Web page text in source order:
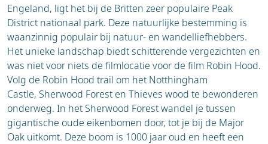
Engeland, ligt het bij de Britten zeer populaire Peak
District nationaal park. Deze natuurlijke bestemming is
waanzinnig populair bij natuur- en wandelliefhebbers.
Het unieke landschap biedt schitterende vergezichten en
was niet voor niets de filmlocatie voor de film Robin Hood.
Volg de Robin Hood trail om het Notthingham
Castle, Sherwood Forest en Thieves wood te bewonderen
onderweg. In het Sherwood Forest wandel je tussen
gigantische oude eikenbomen door, tot je bij de Major
Oak uitkomt. Deze boom is 1000 jaar oud en heeft een